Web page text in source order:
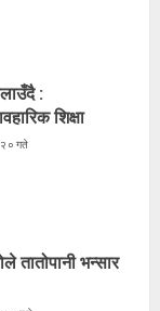
तातोपानी भन्सार
:
शिक्षा
गते
तातोपानी भन्सार